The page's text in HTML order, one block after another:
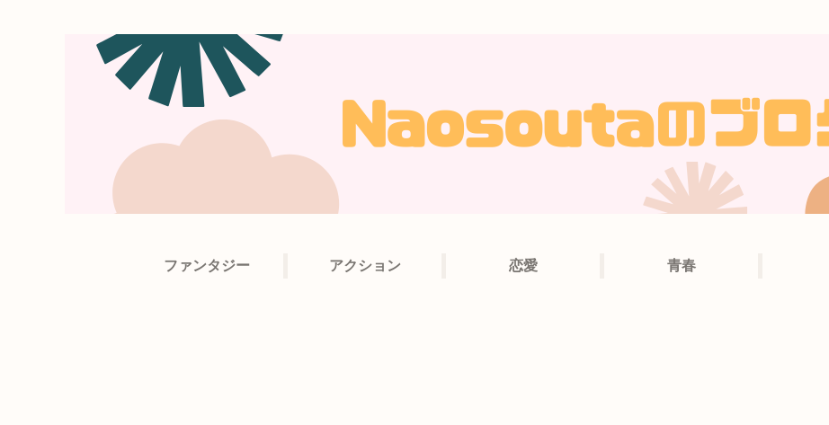
ファンタジー アクション 恋愛 青春